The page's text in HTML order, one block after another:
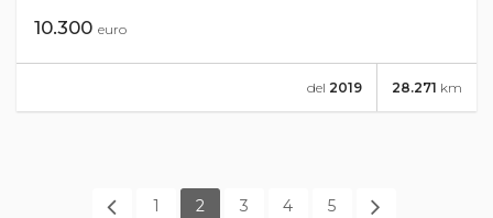
10.300 euro
28.271 km
del 2019
1 2 3 4 5